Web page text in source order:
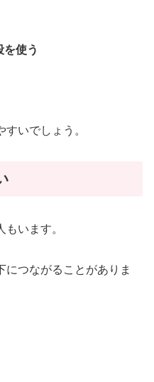
を使う
いでしょう。
います。
につながることがありま